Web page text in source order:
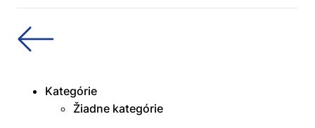
Kategórie
Žiadne kategórie